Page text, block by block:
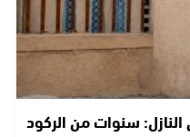
سنوات من الركود